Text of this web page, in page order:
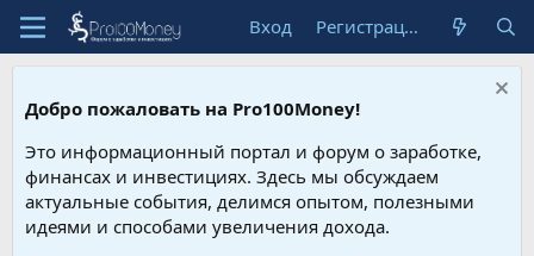
Вход Регистрация
Добро пожаловать на Pro100Money!
Это информационный портал и форум о заработке,
финансах и инвестициях. Здесь мы обсуждаем
актуальные события, делимся опытом, полезными
идеями и способами увеличения дохода.